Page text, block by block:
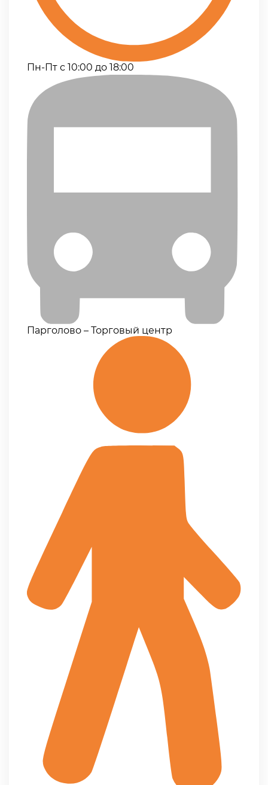
Пн-Пт с 10:00 до 18:00
Парголово – Торговый центр